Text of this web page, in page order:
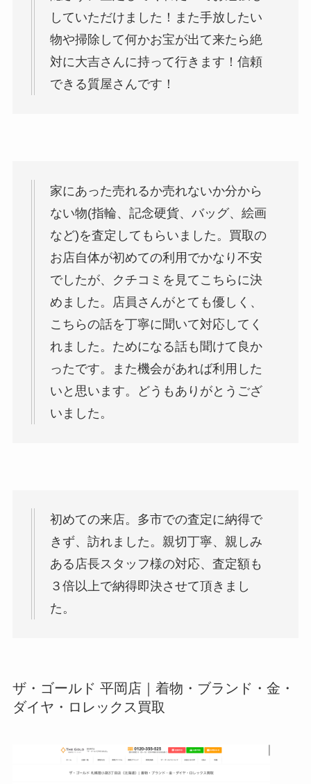
していただけました！また手放したい
物や掃除して何かお宝が出て来たら絶
対に大吉さんに持って行きます！信頼
できる質屋さんです！
家にあった売れるか売れないか分から
ない物(指輪、記念硬貨、バッグ、絵画
など)を査定してもらいました。買取の
お店自体が初めての利用でかなり不安
でしたが、クチコミを見てこちらに決
めました。店員さんがとても優しく、
こちらの話を丁寧に聞いて対応してく
れました。ためになる話も聞けて良か
ったです。また機会があれば利用した
いと思います。どうもありがとうござ
いました。
初めての来店。多市での査定に納得で
きず、訪れました。親切丁寧、親しみ
ある店長スタッフ様の対応、査定額も
３倍以上で納得即決させて頂きまし
た。
ザ・ゴールド 平岡店｜着物・ブランド・金・
ダイヤ・ロレックス買取